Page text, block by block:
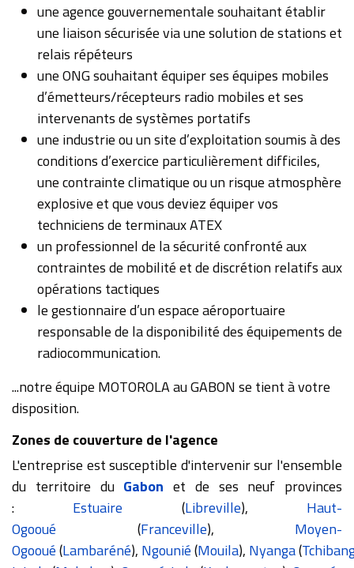
une agence gouvernementale souhaitant établir
une liaison sécurisée via une solution de stations et
relais répéteurs
une ONG souhaitant équiper ses équipes mobiles
d’émetteurs/récepteurs radio mobiles et ses
intervenants de systèmes portatifs
une industrie ou un site d’exploitation soumis à des
conditions d’exercice particulièrement difficiles,
une contrainte climatique ou un risque atmosphère
explosive et que vous deviez équiper vos
techniciens de terminaux ATEX
un professionnel de la sécurité confronté aux
contraintes de mobilité et de discrétion relatifs aux
opérations tactiques
le gestionnaire d’un espace aéroportuaire
responsable de la disponibilité des équipements de
radiocommunication.
...notre équipe MOTOROLA au GABON se tient à votre
disposition.
Zones de couverture de l'agence
L'entreprise est susceptible d'intervenir sur l'ensemble
du territoire du Gabon et de ses neuf provinces
: Estuaire (Libreville), Haut-
Ogooué (Franceville), Moyen-
Ogooué(Lambaréné), Ngounié(Mouila), Nyanga(